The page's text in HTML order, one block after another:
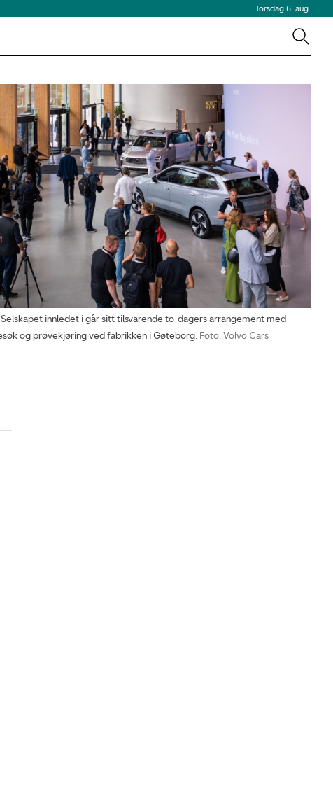
Torsdag 6. aug.
Selskapet innledet i går sitt tilsvarende to-dagers arrangement med
og prøvekjøring ved fabrikken i Gøteborg. Foto: Volvo Cars